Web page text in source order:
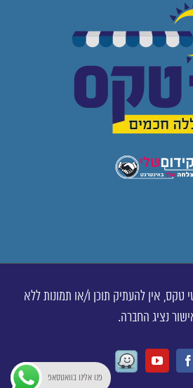
טקס, אין להעתיק תוכן ו/או תמונות ללא
נציג החברה.
Facebook
Youtube
Waze
פנו אלינו בוואטסאפ